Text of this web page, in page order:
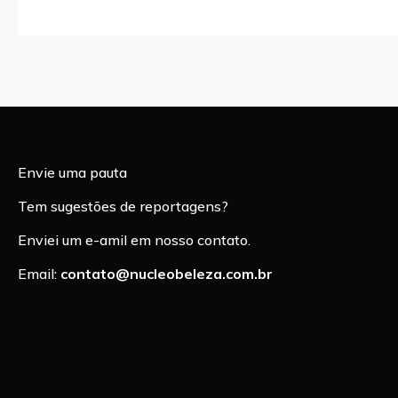
Envie uma pauta
Tem sugestões de reportagens?
Enviei um e-amil em nosso contato.
Email: contato@nucleobeleza.com.br